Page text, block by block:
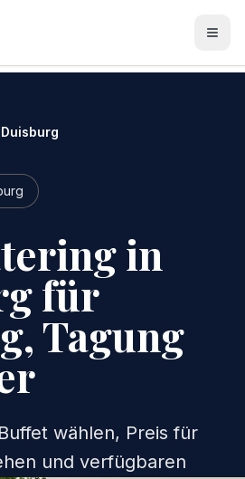
Duisburg
in
für
Tagung
wählen, Preis für
und verfügbaren